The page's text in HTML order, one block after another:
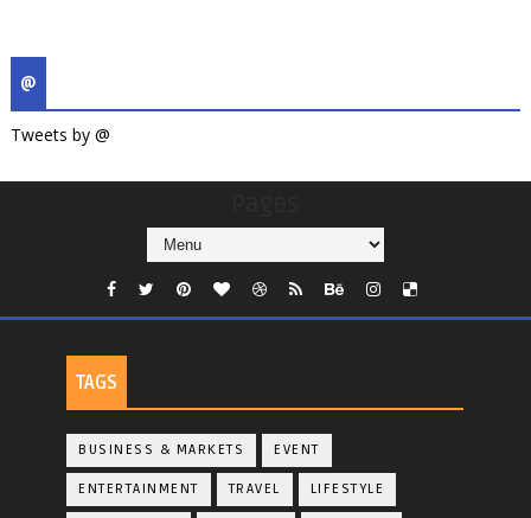
@
Tweets by @
TAGS
BUSINESS & MARKETS EVENT
ENTERTAINMENT TRAVEL LIFESTYLE